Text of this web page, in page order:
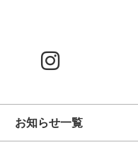
お知らせ一覧